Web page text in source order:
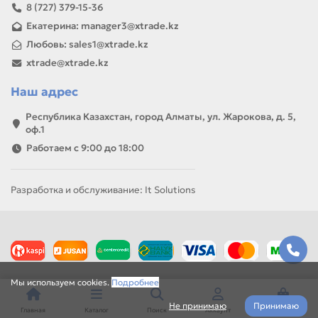
Мы используем cookies. Подробнее
Не принимаю Принимаю
8 (727) 379-15-36
Екатерина: manager3@xtrade.kz
Любовь: sales1@xtrade.kz
xtrade@xtrade.kz
Наш адрес
Республика Казахстан, город Алматы, ул. Жарокова, д. 5,
оф.1
Работаем с 9:00 до 18:00
Разработка и обслуживание: It Solutions
Главная Каталог Поиск Аккаунт Корзина